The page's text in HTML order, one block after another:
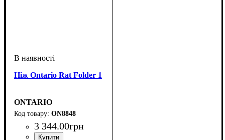
Ніж Ontario Rat Folder 1
ONTARIO
ON8848
3 344.00грн